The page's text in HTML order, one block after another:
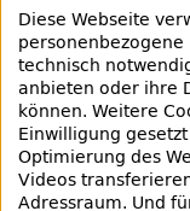
Social-Media
Diese Webseite
technisch
anbieten oder ihre
können. Weitere
Einwilligung
Optimierung des
Videos
Adressraum. Und